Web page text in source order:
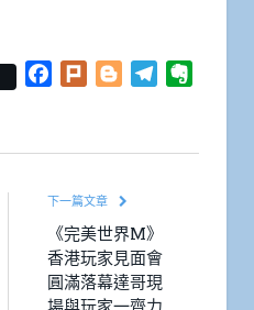
Facebook
Plurk BloggerTelegram
下一篇文章
《完美世界M》
香港玩家見面會
圓滿落幕達哥現